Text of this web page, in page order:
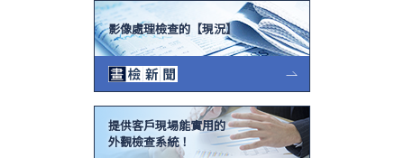
影像處理檢查的【現況】
提供客戶現場能實用的
外觀檢查系統！